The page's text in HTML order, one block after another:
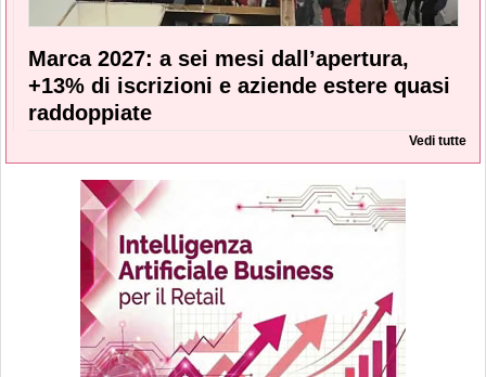
Marca 2027: a sei mesi dall’apertura,
+13% di iscrizioni e aziende estere quasi
raddoppiate
Vedi tutte